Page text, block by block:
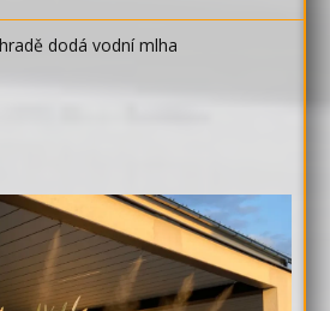
dodá vodní mlha